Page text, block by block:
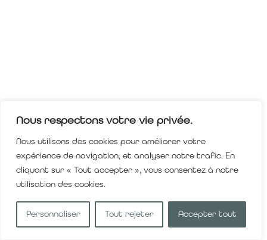
Nous respectons votre vie privée.
Nous utilisons des cookies pour améliorer votre
expérience de navigation, et analyser notre trafic. En
cliquant sur « Tout accepter », vous consentez à notre
utilisation des cookies.
Personnaliser Tout rejeter Accepter tout